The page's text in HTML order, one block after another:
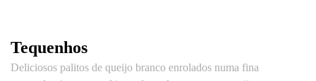
Tequenhos
Deliciosos palitos de queijo branco enrolados numa fina